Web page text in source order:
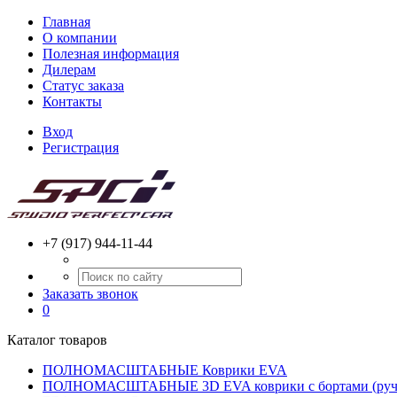
Главная
О компании
Полезная информация
Дилерам
Статус заказа
Контакты
Вход
Регистрация
+7 (917) 944-11-44
Заказать звонок
0
Каталог товаров
ПОЛНОМАСШТАБНЫЕ Коврики EVA
ПОЛНОМАСШТАБНЫЕ 3D EVA коврики с бортами